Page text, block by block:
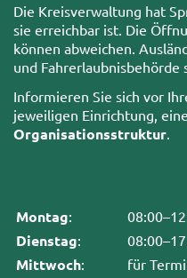
Die Kreisverwaltung hat
sie erreichbar ist. Die
können abweichen.
und Fahrerlaubnisbehörde
Informieren Sie sich vor
jeweiligen Einrichtung,
Organisationsstruktur
Montag:
Dienstag:
Mittwoch: für